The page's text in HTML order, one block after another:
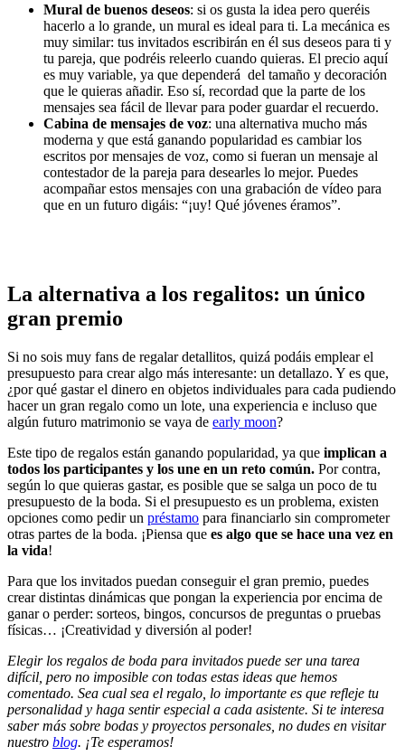
Mural de buenos deseos: si os gusta la idea pero queréis
hacerlo a lo grande, un mural es ideal para ti. La mecánica es
muy similar: tus invitados escribirán en él sus deseos para ti y
tu pareja, que podréis releerlo cuando quieras. El precio aquí
es muy variable, ya que dependerá del tamaño y decoración
que le quieras añadir. Eso sí, recordad que la parte de los
mensajes sea fácil de llevar para poder guardar el recuerdo.
Cabina de mensajes de voz: una alternativa mucho más
moderna y que está ganando popularidad es cambiar los
escritos por mensajes de voz, como si fueran un mensaje al
contestador de la pareja para desearles lo mejor. Puedes
acompañar estos mensajes con una grabación de vídeo para
que en un futuro digáis: “¡uy! Qué jóvenes éramos”.
La alternativa a los regalitos: un único
gran premio
Si no sois muy fans de regalar detallitos, quizá podáis emplear el
presupuesto para crear algo más interesante: un detallazo. Y es que,
¿por qué gastar el dinero en objetos individuales para cada pudiendo
hacer un gran regalo como un lote, una experiencia e incluso que
algún futuro matrimonio se vaya de early moon?
Este tipo de regalos están ganando popularidad, ya que implican a
todos los participantes y los une en un reto común. Por contra,
según lo que quieras gastar, es posible que se salga un poco de tu
presupuesto de la boda. Si el presupuesto es un problema, existen
opciones como pedir un préstamo para financiarlo sin comprometer
otras partes de la boda. ¡Piensa que es algo que se hace una vez en
la vida!
Para que los invitados puedan conseguir el gran premio, puedes
crear distintas dinámicas que pongan la experiencia por encima de
ganar o perder: sorteos, bingos, concursos de preguntas o pruebas
físicas… ¡Creatividad y diversión al poder!
Elegir los regalos de boda para invitados puede ser una tarea
difícil, pero no imposible con todas estas ideas que hemos
comentado. Sea cual sea el regalo, lo importante es que refleje tu
personalidad y haga sentir especial a cada asistente. Si te interesa
saber más sobre bodas y proyectos personales, no dudes en visitar
nuestro blog. ¡Te esperamos!